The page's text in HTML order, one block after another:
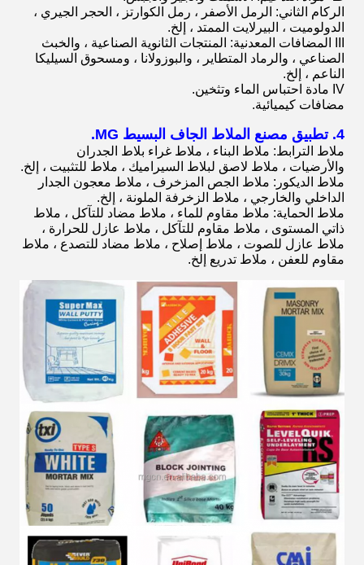
الركام الثاني: الرمل الأصفر ، رمل الكوارتز ، الحجر الجيري ،
الدولوميت ، البيرلايت الممتد ، إلخ.
III المضافات المعدنية: المنتجات الثانوية الصناعية ، والخبث
الصناعي ، والرماد المتطاير ، والبوزولانا ، ومسحوق السيليكا
الناعم ، إلخ.
IV مادة احتباس الماء وتثخين.
مضافات كيميائية.
4. تطبيق مصنع الملاط الجاف البسيط MG.
ملاط الترابط: ملاط ​​البناء ، ملاط ​​غراء بلاط الجدران
والأرضيات ، ملاط ​​لاصق لبلاط السيراميك ، ملاط ​​للتثبيت ، إلخ.
ملاط الديكور: ملاط ​​الجص المزخرف ، ملاط ​​معجون الجدار
الداخلي والخارجي ، ملاط ​​الزخرفة الملونة ، إلخ.
ملاط الحماية: ملاط ​​مقاوم للماء ، ملاط ​​مضاد للتآكل ، ملاط ​​
ذاتي المستوى ، ملاط ​​مقاوم للتآكل ، ملاط ​​عازل للحرارة ،
ملاط ​​عازل للصوت ، ملاط ​​إصلاح ، ملاط ​​مضاد للتصدع ، ملاط
​​مقاوم للعفن ، ملاط ​​تدريع إلخ.